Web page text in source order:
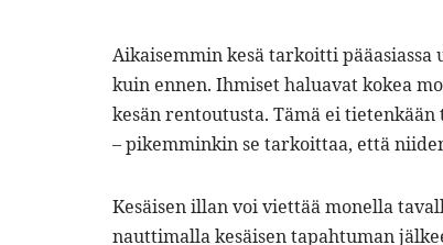
Aikaisemmin kesä tarkoitti
kuin ennen. Ihmiset haluavat kokea
kesän rentoutusta. Tämä ei
– pikemminkin se tarkoittaa, että
Kesäisen illan voi viettää monella
nauttimalla kesäisen tapahtuman